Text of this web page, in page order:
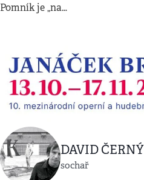
Pomník je „na…
DAVID ČERNÝ
sochař